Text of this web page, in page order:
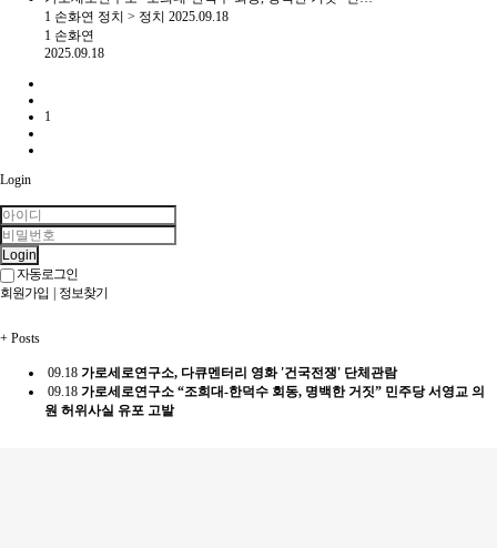
1 손화연 정치 > 정치 2025.09.18
1 손화연
2025.09.18
1
Login
Login
자동로그인
회원가입
정보찾기
+ Posts
09.18 가로세로연구소, 다큐멘터리 영화 '건국전쟁' 단체관람
09.18 가로세로연구소 “조희대-한덕수 회동, 명백한 거짓” 민주당 서영교 의
원 허위사실 유포 고발